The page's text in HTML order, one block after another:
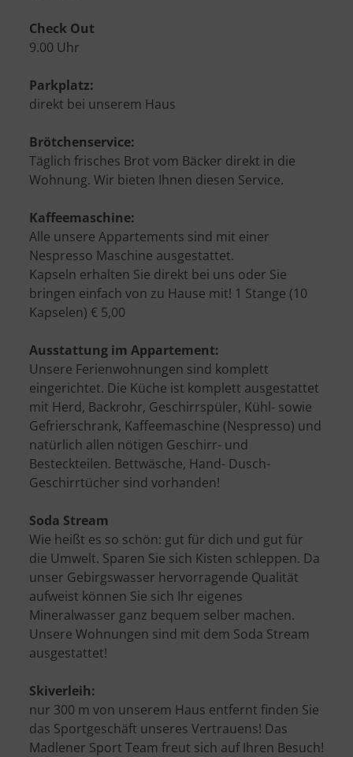
Check Out
9.00 Uhr
Parkplatz:
direkt bei unserem Haus
Brötchenservice:
Täglich frisches Brot vom Bäcker direkt in die
Wohnung. Wir bieten Ihnen diesen Service.
Kaffeemaschine:
Alle unsere Appartements sind mit einer
Nespresso Maschine ausgestattet.
Kapseln erhalten Sie direkt bei uns oder Sie
bringen einfach von zu Hause mit! 1 Stange (10
Kapselen) € 5,00
Ausstattung im Appartement:
Unsere Ferienwohnungen sind komplett
eingerichtet. Die Küche ist komplett ausgestattet
mit Herd, Backrohr, Geschirrspüler, Kühl- sowie
Gefrierschrank, Kaffeemaschine (Nespresso) und
natürlich allen nötigen Geschirr- und
Besteckteilen. Bettwäsche, Hand- Dusch-
Geschirrtücher sind vorhanden!
Soda Stream
Wie heißt es so schön: gut für dich und gut für
die Umwelt. Sparen Sie sich Kisten schleppen. Da
unser Gebirgswasser hervorragende Qualität
aufweist können Sie sich Ihr eigenes
Mineralwasser ganz bequem selber machen.
Unsere Wohnungen sind mit dem Soda Stream
ausgestattet!
Skiverleih:
nur 300 m von unserem Haus entfernt finden Sie
das Sportgeschäft unseres Vertrauens! Das
Madlener Sport Team freut sich auf Ihren Besuch!